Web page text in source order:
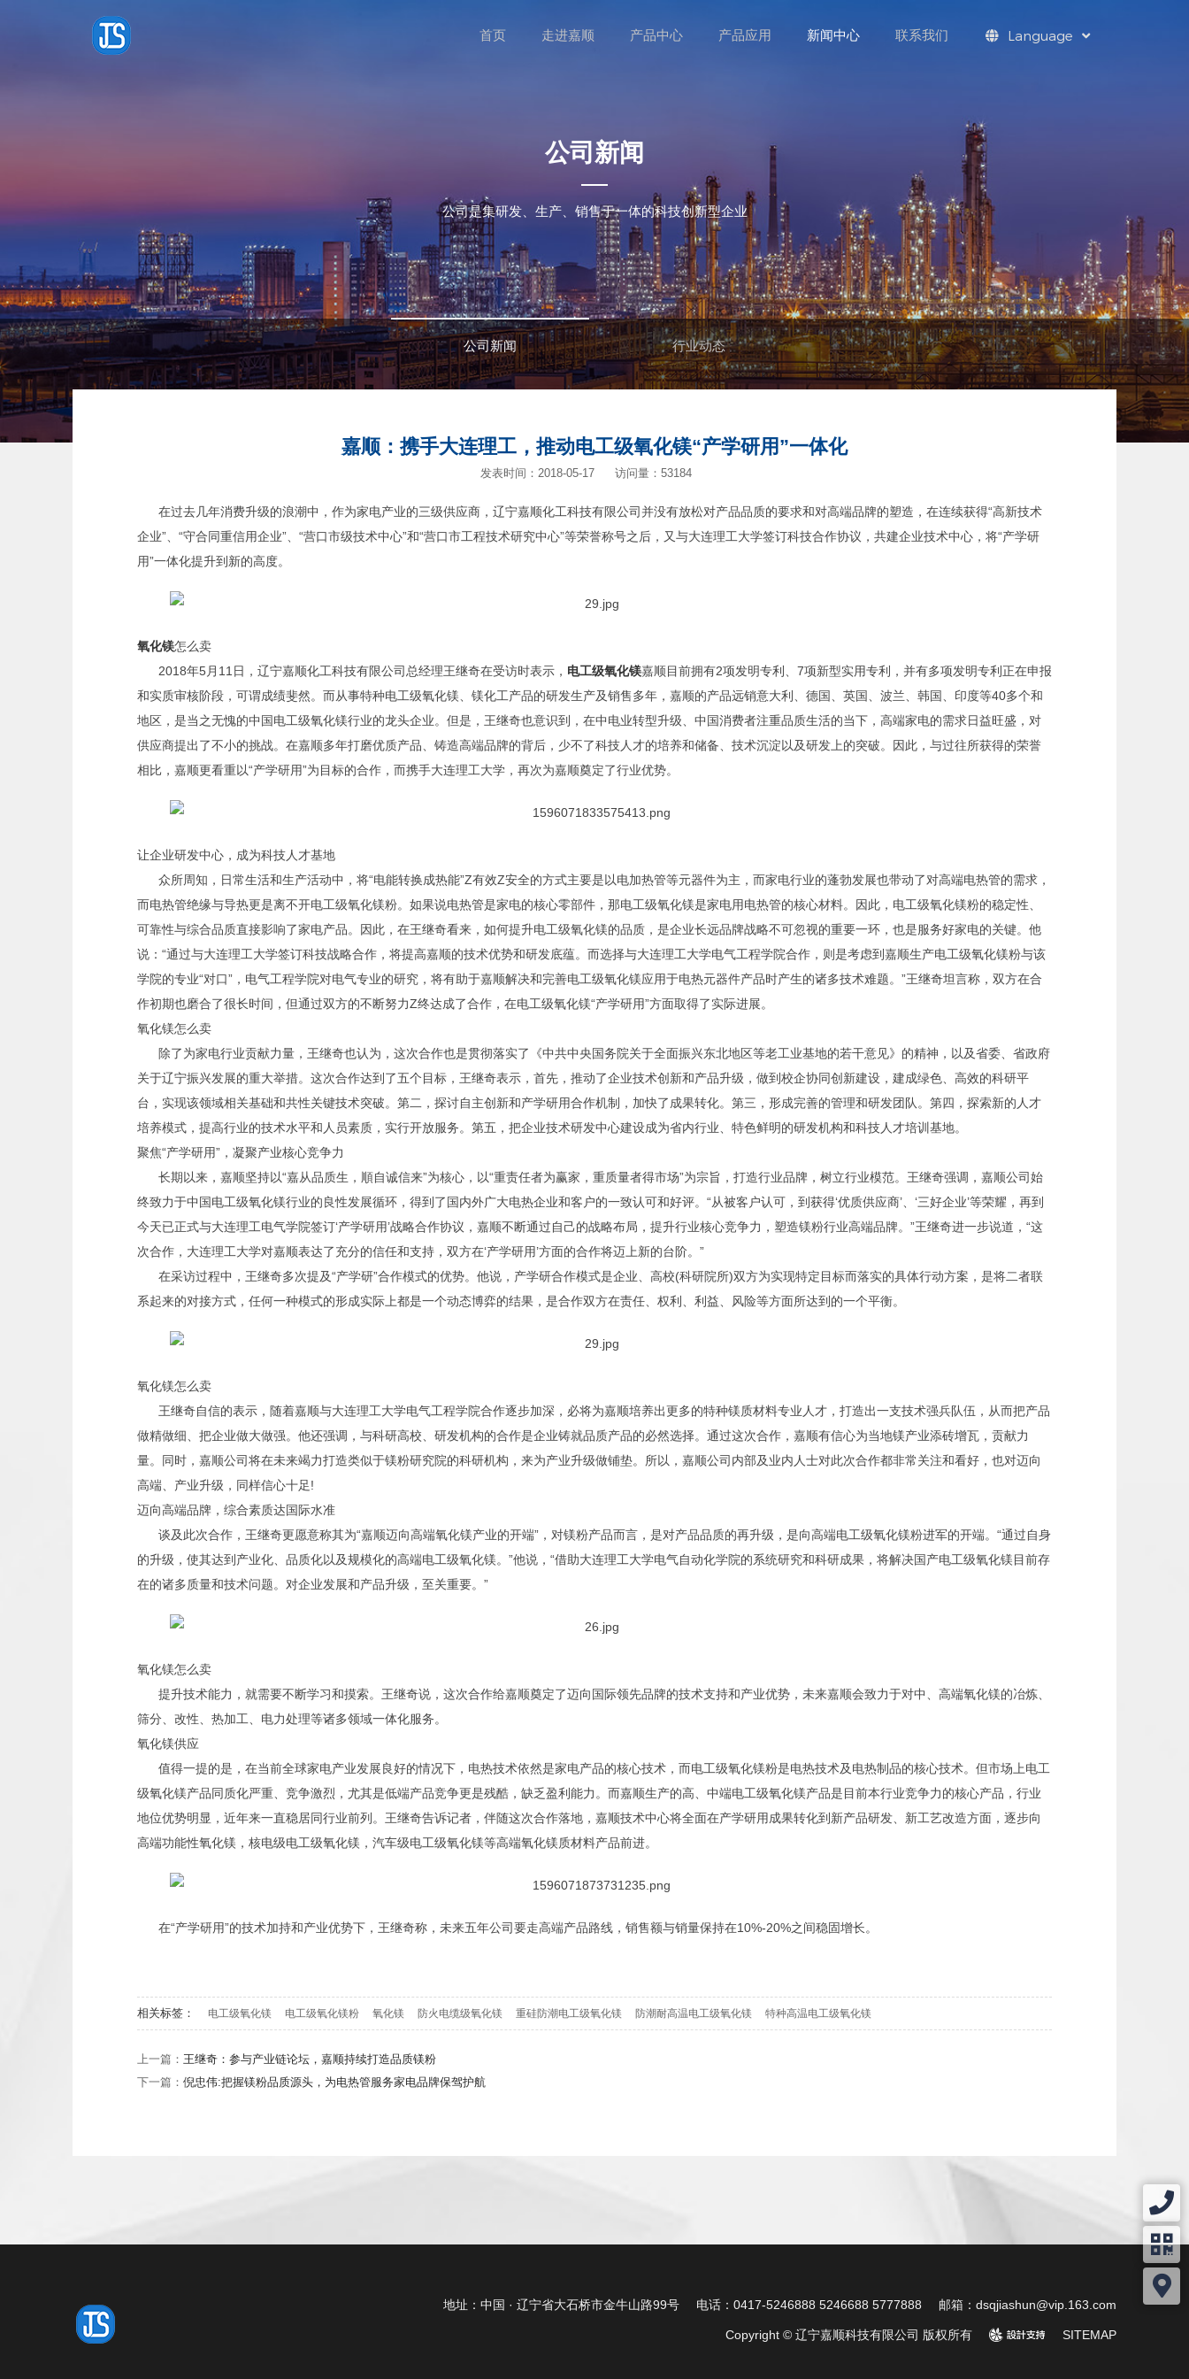
Language
首页 走进嘉顺 产品中心 产品应用 新闻中心 联系我们
公司新闻
公司是集研发、生产、销售于一体的科技创新型企业
公司新闻 行业动态
嘉顺：携手大连理工，推动电工级氧化镁“产学研用”一体化
发表时间：2018-05-17 访问量：53184
在过去几年消费升级的浪潮中，作为家电产业的三级供应商，辽宁嘉顺化工科技有限公司并没有放松对产品品质的要求和对高端品牌的塑造，在连续获得“高新技术
企业”、“守合同重信用企业”、“营口市级技术中心”和“营口市工程技术研究中心”等荣誉称号之后，又与大连理工大学签订科技合作协议，共建企业技术中心，将“产学研
用”一体化提升到新的高度。
氧化镁怎么卖
2018年5月11日，辽宁嘉顺化工科技有限公司总经理王继奇在受访时表示， 电工级氧化镁嘉顺目前拥有2项发明专利、7项新型实用专利，并有多项发明专利正在申报
和实质审核阶段，可谓成绩斐然。而从事特种电工级氧化镁、镁化工产品的研发生产及销售多年，嘉顺的产品远销意大利、德国、英国、波兰、韩国、印度等40多个和
地区，是当之无愧的中国电工级氧化镁行业的龙头企业。但是，王继奇也意识到，在中电业转型升级、中国消费者注重品质生活的当下，高端家电的需求日益旺盛，对
供应商提出了不小的挑战。在嘉顺多年打磨优质产品、铸造高端品牌的背后，少不了科技人才的培养和储备、技术沉淀以及研发上的突破。因此，与过往所获得的荣誉
相比，嘉顺更看重以“产学研用”为目标的合作，而携手大连理工大学，再次为嘉顺奠定了行业优势。
让企业研发中心，成为科技人才基地
众所周知，日常生活和生产活动中，将“电能转换成热能”Z有效Z安全的方式主要是以电加热管等元器件为主，而家电行业的蓬勃发展也带动了对高端电热管的需求，
而电热管绝缘与导热更是离不开电工级氧化镁粉。如果说电热管是家电的核心零部件，那电工级氧化镁是家电用电热管的核心材料。因此，电工级氧化镁粉的稳定性、
可靠性与综合品质直接影响了家电产品。因此，在王继奇看来，如何提升电工级氧化镁的品质，是企业长远品牌战略不可忽视的重要一环，也是服务好家电的关键。他
说：“通过与大连理工大学签订科技战略合作，将提高嘉顺的技术优势和研发底蕴。而选择与大连理工大学电气工程学院合作，则是考虑到嘉顺生产电工级氧化镁粉与该
学院的专业“对口”，电气工程学院对电气专业的研究，将有助于嘉顺解决和完善电工级氧化镁应用于电热元器件产品时产生的诸多技术难题。”王继奇坦言称，双方在合
作初期也磨合了很长时间，但通过双方的不断努力Z终达成了合作，在电工级氧化镁“产学研用”方面取得了实际进展。
氧化镁怎么卖
除了为家电行业贡献力量，王继奇也认为，这次合作也是贯彻落实了《中共中央国务院关于全面振兴东北地区等老工业基地的若干意见》的精神，以及省委、省政府
关于辽宁振兴发展的重大举措。这次合作达到了五个目标，王继奇表示，首先，推动了企业技术创新和产品升级，做到校企协同创新建设，建成绿色、高效的科研平
台，实现该领域相关基础和共性关键技术突破。第二，探讨自主创新和产学研用合作机制，加快了成果转化。第三，形成完善的管理和研发团队。第四，探索新的人才
培养模式，提高行业的技术水平和人员素质，实行开放服务。第五，把企业技术研发中心建设成为省内行业、特色鲜明的研发机构和科技人才培训基地。
聚焦“产学研用”，凝聚产业核心竞争力
长期以来，嘉顺坚持以“嘉从品质生，順自诚信来”为核心，以“重责任者为赢家，重质量者得市场”为宗旨，打造行业品牌，树立行业模范。王继奇强调，嘉顺公司始
终致力于中国电工级氧化镁行业的良性发展循环，得到了国内外广大电热企业和客户的一致认可和好评。“从被客户认可，到获得‘优质供应商’、‘三好企业’等荣耀，再到
今天已正式与大连理工电气学院签订‘产学研用’战略合作协议，嘉顺不断通过自己的战略布局，提升行业核心竞争力，塑造镁粉行业高端品牌。”王继奇进一步说道，“这
次合作，大连理工大学对嘉顺表达了充分的信任和支持，双方在‘产学研用’方面的合作将迈上新的台阶。”
在采访过程中，王继奇多次提及“产学研”合作模式的优势。他说，产学研合作模式是企业、高校(科研院所)双方为实现特定目标而落实的具体行动方案，是将二者联
系起来的对接方式，任何一种模式的形成实际上都是一个动态博弈的结果，是合作双方在责任、权利、利益、风险等方面所达到的一个平衡。
氧化镁怎么卖
王继奇自信的表示，随着嘉顺与大连理工大学电气工程学院合作逐步加深，必将为嘉顺培养出更多的特种镁质材料专业人才，打造出一支技术强兵队伍，从而把产品
做精做细、把企业做大做强。他还强调，与科研高校、研发机构的合作是企业铸就品质产品的必然选择。通过这次合作，嘉顺有信心为当地镁产业添砖增瓦，贡献力
量。同时，嘉顺公司将在未来竭力打造类似于镁粉研究院的科研机构，来为产业升级做铺垫。所以，嘉顺公司内部及业内人士对此次合作都非常关注和看好，也对迈向
高端、产业升级，同样信心十足!
迈向高端品牌，综合素质达国际水准
谈及此次合作，王继奇更愿意称其为“嘉顺迈向高端氧化镁产业的开端”，对镁粉产品而言，是对产品品质的再升级，是向高端电工级氧化镁粉进军的开端。“通过自身
的升级，使其达到产业化、品质化以及规模化的高端电工级氧化镁。”他说，“借助大连理工大学电气自动化学院的系统研究和科研成果，将解决国产电工级氧化镁目前存
在的诸多质量和技术问题。对企业发展和产品升级，至关重要。”
氧化镁怎么卖
提升技术能力，就需要不断学习和摸索。王继奇说，这次合作给嘉顺奠定了迈向国际领先品牌的技术支持和产业优势，未来嘉顺会致力于对中、高端氧化镁的冶炼、
筛分、改性、热加工、电力处理等诸多领域一体化服务。
氧化镁供应
值得一提的是，在当前全球家电产业发展良好的情况下，电热技术依然是家电产品的核心技术，而电工级氧化镁粉是电热技术及电热制品的核心技术。但市场上电工
级氧化镁产品同质化严重、竞争激烈，尤其是低端产品竞争更是残酷，缺乏盈利能力。而嘉顺生产的高、中端电工级氧化镁产品是目前本行业竞争力的核心产品，行业
地位优势明显，近年来一直稳居同行业前列。王继奇告诉记者，伴随这次合作落地，嘉顺技术中心将全面在产学研用成果转化到新产品研发、新工艺改造方面，逐步向
高端功能性氧化镁，核电级电工级氧化镁，汽车级电工级氧化镁等高端氧化镁质材料产品前进。
在“产学研用”的技术加持和产业优势下，王继奇称，未来五年公司要走高端产品路线，销售额与销量保持在10%-20%之间稳固增长。
相关标签： 电工级氧化镁 电工级氧化镁粉 氧化镁 防火电缆级氧化镁 重硅防潮电工级氧化镁 防潮耐高温电工级氧化镁 特种高温电工级氧化镁
上一篇： 王继奇：参与产业链论坛，嘉顺持续打造品质镁粉
下一篇： 倪忠伟:把握镁粉品质源头，为电热管服务家电品牌保驾护航
地址：中国 · 辽宁省大石桥市金牛山路99号 电话：0417-5246888 5246688 5777888 邮箱：dsqjiashun@vip.163.com
Copyright © 辽宁嘉顺科技有限公司 版权所有 design SITEMAP